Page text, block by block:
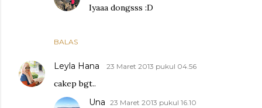
BALAS
Iyaaa dongsss :D
Leyla Hana 23 Maret 2013 pukul 04.56
cakep bgt..
Una 23 Maret 2013 pukul 16.10